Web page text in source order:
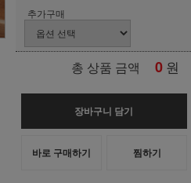
추가구매
총 상품 금액 0 원
장바구니 담기
바로 구매하기 찜하기